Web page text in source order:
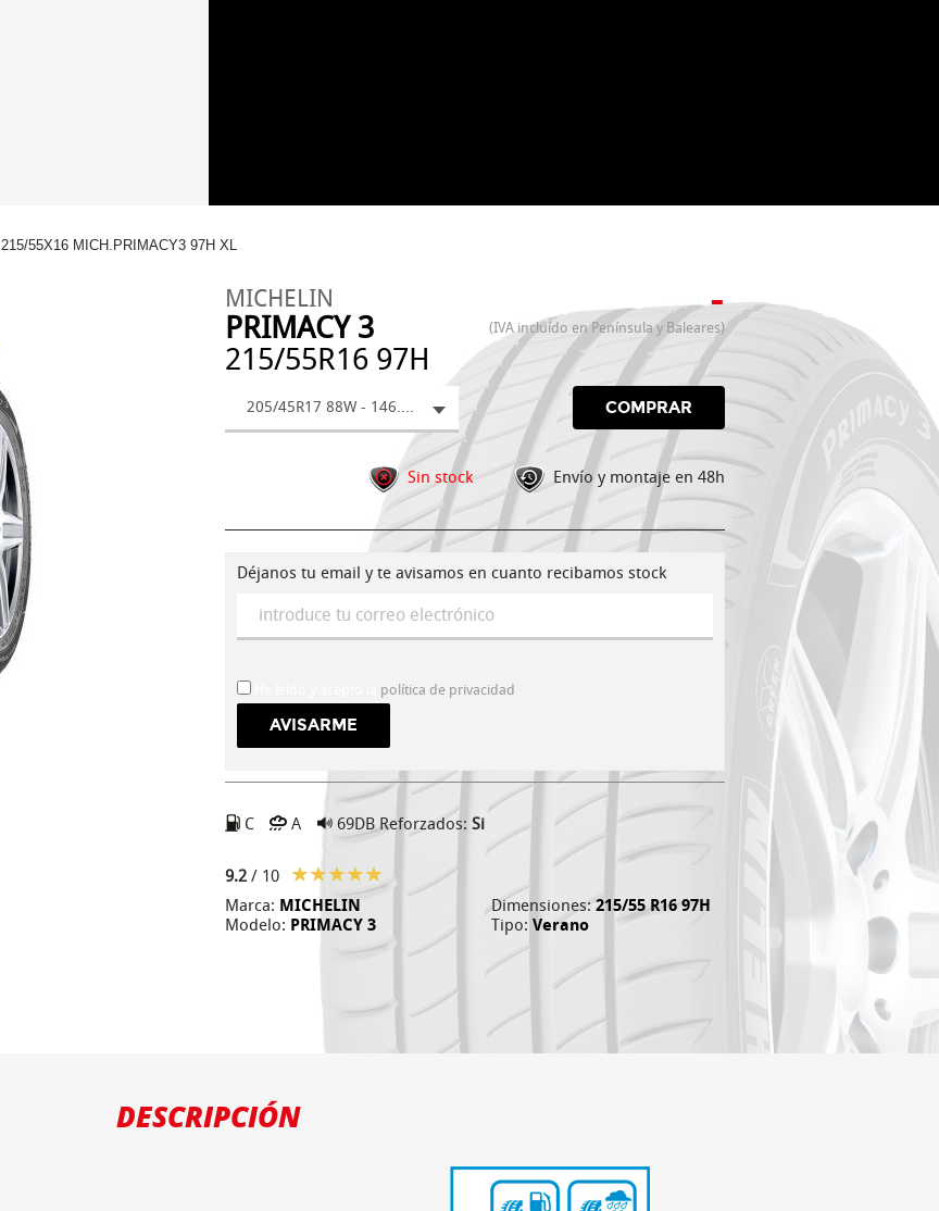
215/55X16 MICH.PRIMACY3 97H XL
MICHELIN
PRIMACY 3
215/55R16 97H
-
(IVA incluído en Península y Baleares)
205/45R17 88W - 146.92 € COMPRAR
Sin stock Envío y montaje en 48h
Déjanos tu email y te avisamos en cuanto recibamos stock
política de privacidad
C A 69DBReforzados: Si
9.2 / 10
Marca: MICHELIN
Modelo: PRIMACY 3
Dimensiones:215/55 R16 97H
Tipo: Verano
DESCRIPCIÓN